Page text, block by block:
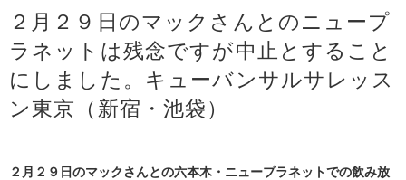
２月２９日のマックさんとのニュープ
ラネットは残念ですが中止とすること
にしました。キューバンサルサレッス
ン東京（新宿・池袋）
２月２９日のマックさんとの六本木・ニュープラネットでの飲み放